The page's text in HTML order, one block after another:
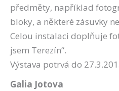
předměty, například
bloky, a některé zásuvky
Celou instalaci doplňuje
jsem Terezín“.
Výstava potrvá do
Galia Jotova